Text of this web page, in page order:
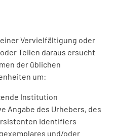
Vervielfältigung oder
Teilen daraus ersucht
der üblichen
um:
Institution
Angabe des Urhebers, des
Identifiers
und/oder